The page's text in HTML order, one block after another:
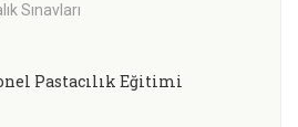
Sınavları
Pastacılık Eğitimi